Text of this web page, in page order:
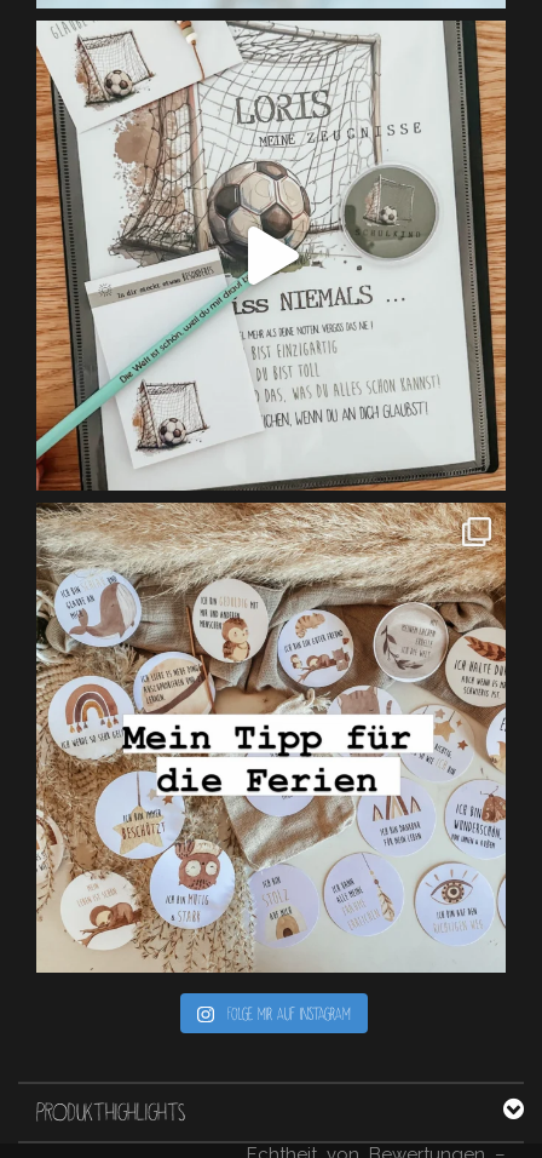
Folge mir auf Instagram
PRODUKTHIGHLIGHTS